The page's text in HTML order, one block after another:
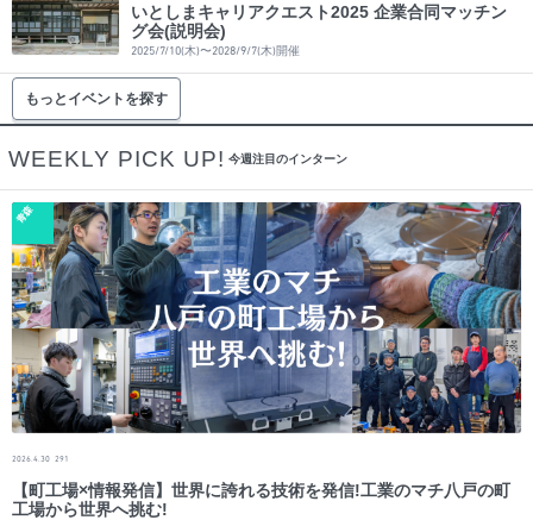
いとしまキャリアクエスト2025 企業合同マッチン
グ会(説明会)
2025/7/10(木)〜2028/9/7(木)開催
もっとイベントを探す
WEEKLY PICK UP! 今週注目のインターン
青森
2026.4.30 291
【町工場×情報発信】世界に誇れる技術を発信!工業のマチ八戸の町
工場から世界へ挑む!